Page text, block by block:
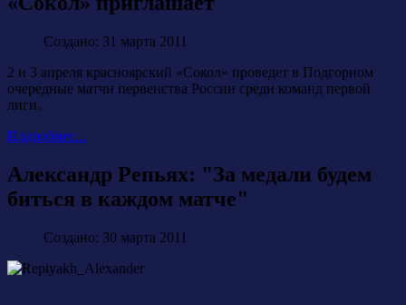
Создано: 31 марта 2011
2 и 3 апреля красноярский «Сокол» проведет в Подгорном
очередные матчи первенства России среди команд первой
лиги.
Подробнее...
Александр Репьях: "За медали будем
биться в каждом матче"
Создано: 30 марта 2011